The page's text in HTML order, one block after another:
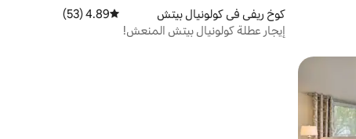
كوخ ريفي في كولونيال بيتش متوسط التقييم 4.89 من 5، 53 مراجعات
4.89 (53)
إيجار عطلة كولونيال بيتش المنعش!